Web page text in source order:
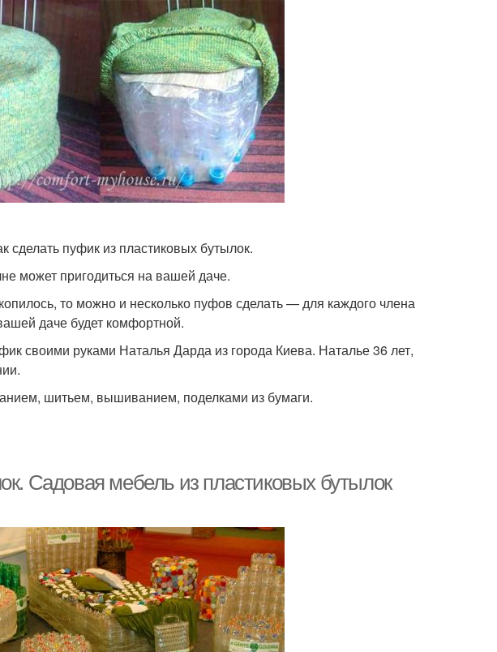
пуфик из пластиковых бутылок.
может пригодиться на вашей даче.
то можно и несколько пуфов сделать — для каждого члена
даче будет комфортной.
своими руками Наталья Дарда из города Киева. Наталье 36 лет,
шитьем, вышиванием, поделками из бумаги.
Садовая мебель из пластиковых бутылок